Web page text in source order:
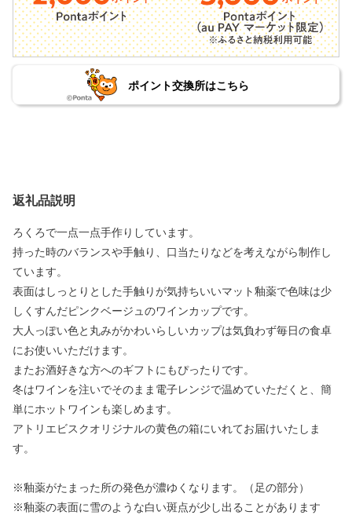
ポイント交換所はこちら
返礼品説明
ろくろで一点一点手作りしています。
持った時のバランスや手触り、口当たりなどを考えながら制作し
ています。
表面はしっとりとした手触りが気持ちいいマット釉薬で色味は少
しくすんだピンクベージュのワインカップです。
大人っぽい色と丸みがかわいらしいカップは気負わず毎日の食卓
にお使いいただけます。
またお酒好きな方へのギフトにもぴったりです。
冬はワインを注いでそのまま電子レンジで温めていただくと、簡
単にホットワインも楽しめます。
アトリエビスクオリジナルの黄色の箱にいれてお届けいたしま
す。
※釉薬がたまった所の発色が濃ゆくなります。（足の部分）
※釉薬の表面に雪のような白い斑点が少し出ることがあります